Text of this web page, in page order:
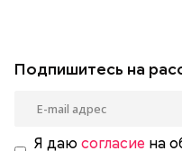
Подпишитесь на
Я даю согласие на